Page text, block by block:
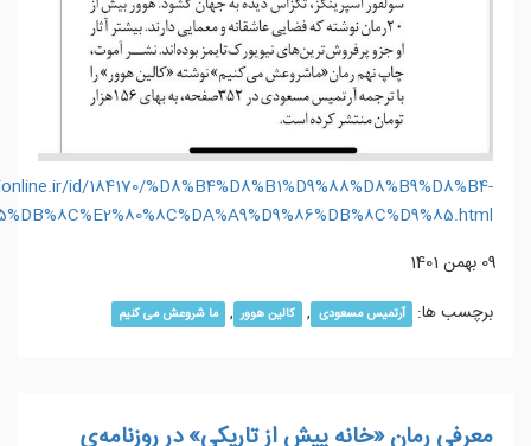
id/184170/%D8%B4%D8%B1%D9%88%D8%B9%D8%B4-
09 بهمن 1401
برچسب ها:
آرتمیس مسعودی , کالین هوور , ما شروعش می کنیم
معرفی رمان «خانه پیش از تاریکی» در روزنامه‌ی